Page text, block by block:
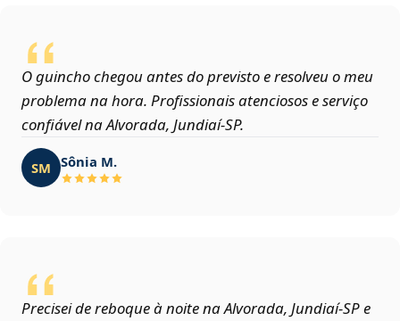
O guincho chegou antes do previsto e resolveu o meu
problema na hora. Profissionais atenciosos e serviço
confiável na Alvorada, Jundiaí‑SP.
SM Sônia M.
Precisei de reboque à noite na Alvorada, Jundiaí‑SP e